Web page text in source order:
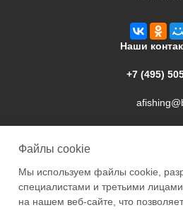
Наши
+7 (495)
Файлы cookie
Мы используем файлы cookie,
специалистами и третьими
на нашем веб-сайте, что